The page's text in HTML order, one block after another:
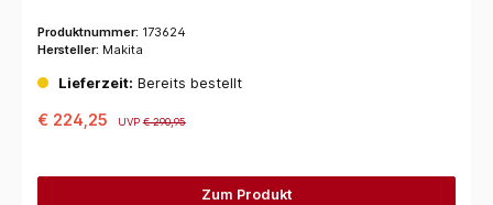
Produktnummer: 173624
Hersteller: Makita
Lieferzeit: Bereits bestellt
€ 224,25 UVP€ 290,95
Zum Produkt